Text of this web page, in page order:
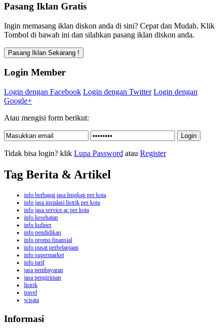
Pasang Iklan Gratis
Ingin memasang iklan diskon anda di sini? Cepat dan Mudah. Klik
Tombol di bawah ini dan silahkan pasang iklan diskon anda.
Login Member
Login dengan Facebook Login dengan Twitter Login dengan
Google+
Atau mengisi form berikut:
Tidak bisa login? klik Lupa Password atau Register
Tag Berita & Artikel
info berbagai jasa lengkap per kota
info jasa instalasi listrik per kota
info jasa service ac per kota
info kesehatan
info kuliner
info pendidikan
info promo finansial
info pusat perbelanjaan
info supermarket
info tarif
jasa pembayaran
jasa pengiriman
listrik
travel
wisata
Informasi